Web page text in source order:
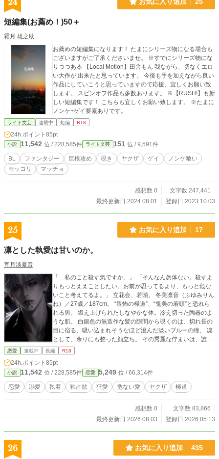
□ ご注意 ■□■□ ・本作品は反社会的・猟奇的な表現を扱ってい
社会的・猟奇的行為を推奨する意図はありません。 ・本作第
し、フルリメイクしたものです。 ボイスドラマ版※X(旧Twitt
er)に詳細ございます)を聴いた方もそうでない方も、どちらも
楽しめます。 本文:夢野咲ｺ X(旧twitter)⬇ https://twitter.com/ak
ecch_lov イラスト:みのるゅ様 twitter⬇ https://twitter.com/min
omugicha pixiv⬇ https://www.pixiv.net/users/90966661
24
短編集(お薦め！)50＋
霜月 雄之助
お薦めの短編集になります！ たまにシリーズ物になる場合も
ございますがご了承くださいませ。 ※すでにシリーズ物にな
りつつある 【Local Motion】田舎もん 我ながら、切なくエロ
い大作が 出来たと思っています。 今後も手を加えながら良い
作品にしていこうと思っていますので応援、宜しくお願い致
します。 スピンオフ作品も多数あります。 ※【RUSH!】も新
しい短編集です！ こちらも宜しくお願い致します。 ※たまに
ノンケ+ゲイ要素ありです。
ライト文芸 連載中 短編 R18
24h.ポイント 85pt
小説 11,542 位 / 228,585件 ライト文芸 151 位 / 9,591件
BL ファンタジー 巨根攻め 覗き ヤクザ ゲイ
ノンケ喰い
モッコリ
マッチョ
感想数 0
文字数 247,441
最終更新日 2024.08.01
登録日 2023.10.03
25 お気に入り追加 17
凛とした執愛は甘いのか。
宵月淡夏音
「…私のこと殺す気ですか。」 「そんなん勿体ない。殺すよ
りもっとええことしたい。お前が思ってるより、もっと危な
いこと考えてるよ。」 立花会、若頭。 冬美凛音（ふゆみりん
ね）／27歳／187cm。 “畏怖の極道”、“鬼美の若頭”と恐れら
れる男。 鍛え上げられたしなやかな体。冷え切った陶器のよ
うな肌。 白銀色の無造作な髪の隙間から覗くのは、切れ長の
目に宿る、吸い込まれそうなほど澄んだ淡いブルーの瞳。 凛
として、余りにも整った顔立ち。 その秀麗な佇まいは、誰も
が寒気を覚えるほど冷たい危険な色気を纏っている。 一方、
162cm。 凛音と苗字が同じだが、ただの偶然。 周囲の影響で
関西弁がうつったエセ。 「関西弁は強そう」、という妙な思
想を持っている。 鈍感、無自覚、度胸あり。本人にそれらの
自覚は全くない。 「究極の愛って、何だと思いますか？」
心臓刺して、自分のも刺して、一緒に死ぬこと。全部ぐちゃ
ぐちゃになって、血まで溶け合うこと。それが究極だと思
し狂っている。 だから優しくて、焦れったくて、甘ったるく
て、危うい。 その関係が、いつの間にか絡みついて離れな
恋愛 連載中 長編 R18
24h.ポイント 85pt
小説 11,542 位 / 228,585件 恋愛 5,249 位 / 66,314件
恋愛 溺愛 執着 独占欲 狂愛 危ない愛 ヤクザ 極道
感想数 0
文字数 83,866
最終更新日 2026.08.03
登録日 2026.05.13
26 お気に入り追加 435